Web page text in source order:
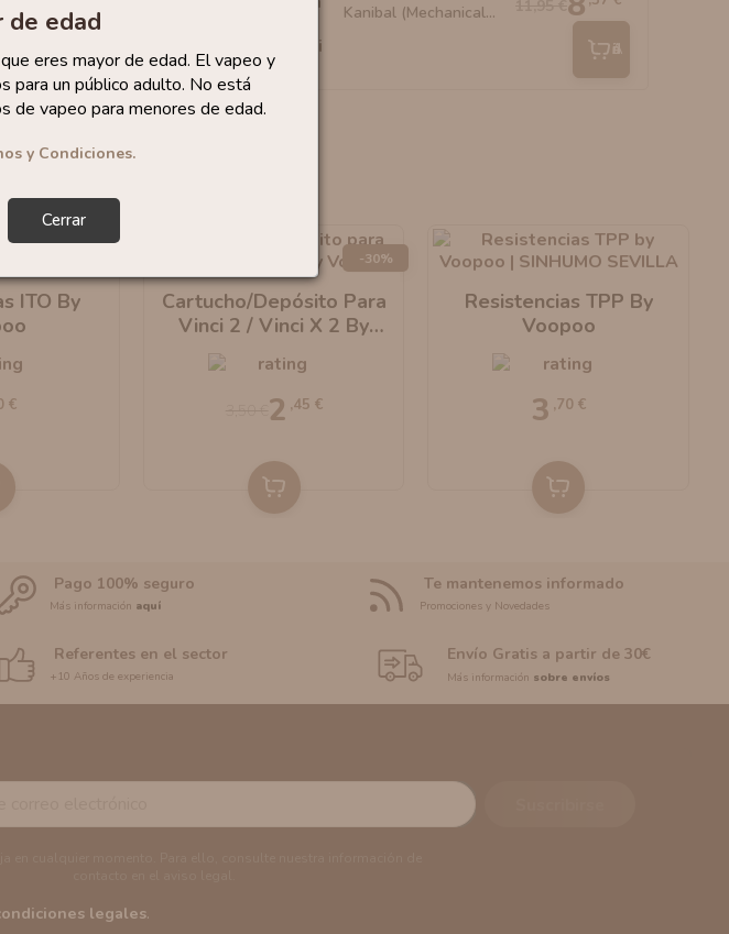
de edad
eres mayor de edad. El vapeo y
para un público adulto. No está
de vapeo para menores de edad.
y Condiciones.
Cerrar
Kanibal (Mechanical...
Añadir
ITO By
€
Cartucho/Depósito Para
Vinci 2 / Vinci X 2 By
2 ,45 €
-30%
Resistencias TPP By
Voopoo
3 ,70 €
Pago 100% seguro
Más información aquí
Te mantenemos informado
Promociones y Novedades
Referentes en el sector
+10 Años de experiencia
Envío Gratis a partir de 30€
Más información sobre envíos
legales.